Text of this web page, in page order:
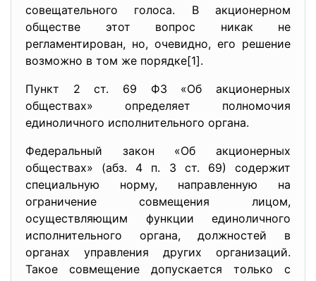
совещательного голоса. В акционерном
обществе этот вопрос никак не
регламентирован, но, очевидно, его решение
возможно в том же порядке[1].
Пункт 2 ст. 69 ФЗ «Об акционерных
обществах» определяет полномочия
единоличного исполнительного органа.
Федеральный закон «Об акционерных
обществах» (абз. 4 п. 3 ст. 69) содержит
специальную норму, направленную на
ограничение совмещения лицом,
осуществляющим функции единоличного
исполнительного органа, должностей в
органах управления других организаций.
Такое совмещение допускается только с